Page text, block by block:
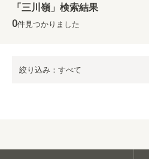
「三川嶺」検索結果
0件見つかりました
絞り込み：すべて